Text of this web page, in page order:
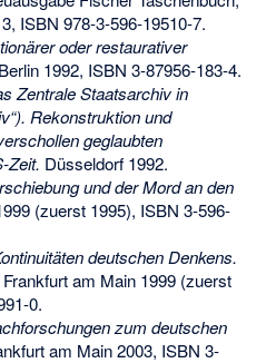
ISBN 978-3-596-19510-7.
oder restaurativer
1992, ISBN 3-87956-183-4.
Zentrale Staatsarchiv in
Rekonstruktion und
geglaubten
Zeit. Düsseldorf 1992.
und der Mord an den
(zuerst 1995), ISBN 3-596-
deutschen Denkens.
am Main 1999 (zuerst
0.
zum deutschen
am Main 2003, ISBN 3-